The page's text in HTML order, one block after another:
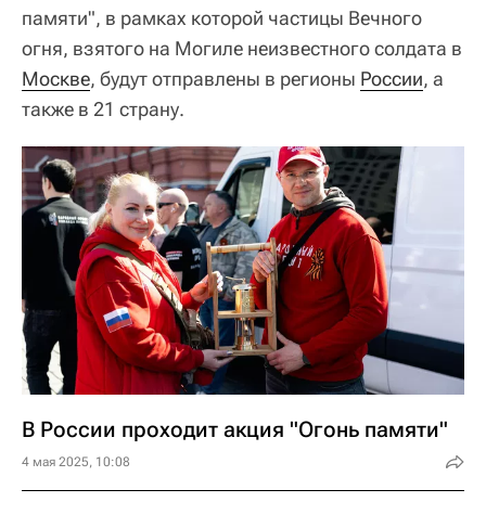
памяти", в рамках которой частицы Вечного
огня, взятого на Могиле неизвестного солдата в
Москве, будут отправлены в регионы России, а
также в 21 страну.
В России проходит акция "Огонь памяти"
4 мая 2025, 10:08